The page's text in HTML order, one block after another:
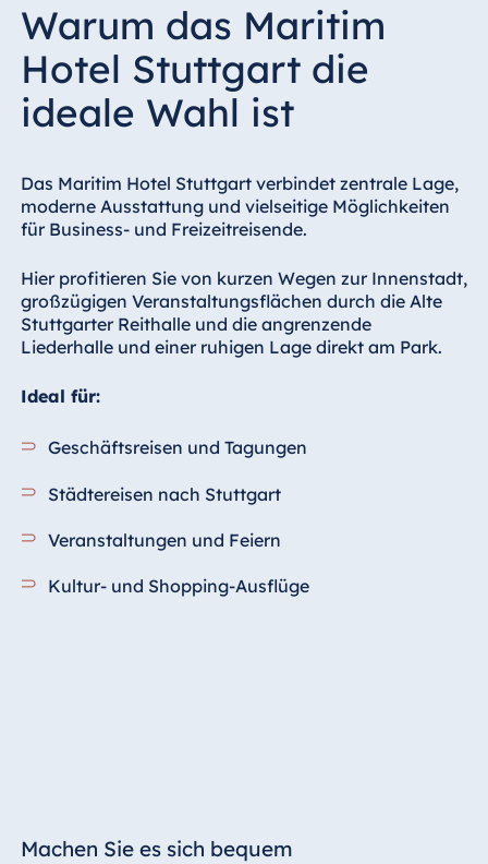
Warum das Maritim
Hotel Stuttgart die
ideale Wahl ist
Das Maritim Hotel Stuttgart verbindet zentrale Lage,
moderne Ausstattung und vielseitige Möglichkeiten
für Business- und Freizeitreisende.
Hier profitieren Sie von kurzen Wegen zur Innenstadt,
großzügigen Veranstaltungsflächen durch die Alte
Stuttgarter Reithalle und die angrenzende
Liederhalle und einer ruhigen Lage direkt am Park.
Ideal für:
Geschäftsreisen und Tagungen
Städtereisen nach Stuttgart
Veranstaltungen und Feiern
Kultur- und Shopping-Ausflüge
Machen Sie es sich bequem